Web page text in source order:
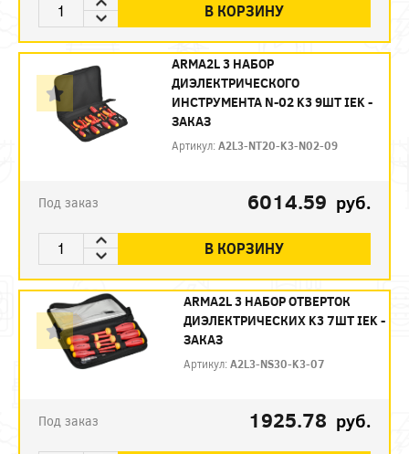
В КОРЗИНУ
ARMA2L 3 НАБОР
ДИЭЛЕКТРИЧЕСКОГО
ИНСТРУМЕНТА N-02 K3 9ШТ IEK -
ЗАКАЗ
Артикул:A2L3-NT20-K3-N02-09
Под заказ 6014.59 руб.
В КОРЗИНУ
ARMA2L 3 НАБОР ОТВЕРТОК
ДИЭЛЕКТРИЧЕСКИХ K3 7ШТ IEK -
ЗАКАЗ
Артикул:A2L3-NS30-K3-07
Под заказ 1925.78 руб.